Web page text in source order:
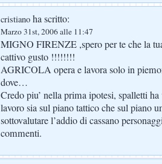
cristiano ha scritto:
Marzo 31st, 2006 alle 11:47
MIGNO FIRENZE ,spero per te che la
cattivo gusto !!!!!!!!
AGRICOLA opera e lavora solo in
dove…
Credo piu’ nella prima ipotesi, spalletti
lavoro sia sul piano tattico che sul piano
sottovalutare l’addio di cassano
commenti.